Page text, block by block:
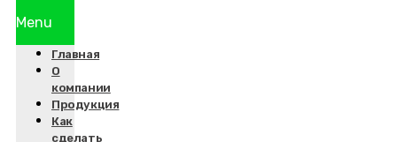
Menu
Главная
О
компании
Продукция
Как
сделать